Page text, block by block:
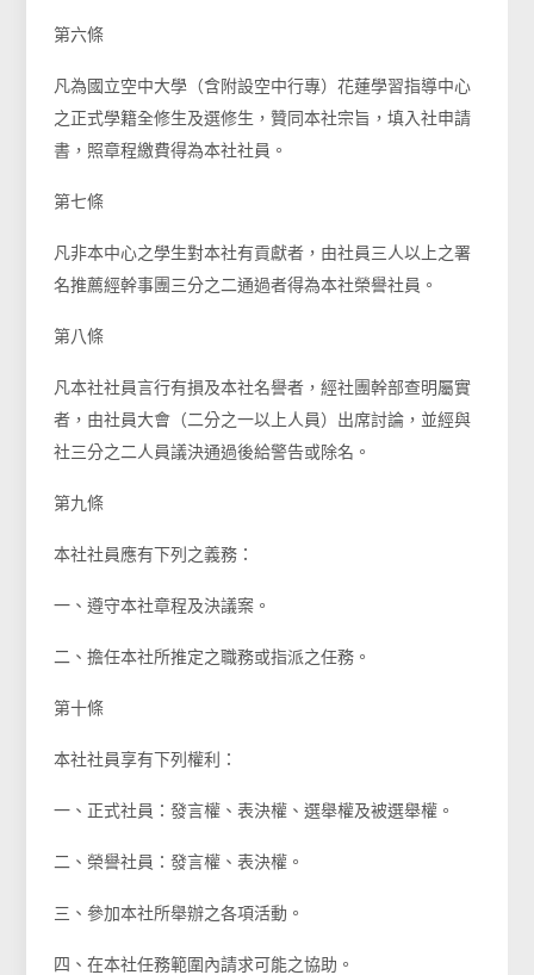
第六條
凡為國立空中大學（含附設空中行專）花蓮學習指導中心
之正式學籍全修生及選修生，贊同本社宗旨，填入社申請
書，照章程繳費得為本社社員。
第七條
凡非本中心之學生對本社有貢獻者，由社員三人以上之署
名推薦經幹事團三分之二通過者得為本社榮譽社員。
第八條
凡本社社員言行有損及本社名譽者，經社團幹部查明屬實
者，由社員大會（二分之一以上人員）出席討論，並經與
社三分之二人員議決通過後給警告或除名。
第九條
本社社員應有下列之義務：
一、遵守本社章程及決議案。
二、擔任本社所推定之職務或指派之任務。
第十條
本社社員享有下列權利：
一、正式社員：發言權、表決權、選舉權及被選舉權。
二、榮譽社員：發言權、表決權。
三、參加本社所舉辦之各項活動。
四、在本社任務範圍內請求可能之協助。